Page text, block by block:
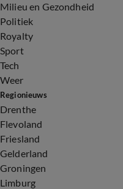
Milieu en Gezondheid
Politiek
Royalty
Sport
Tech
Weer
Regionieuws
Drenthe
Flevoland
Friesland
Gelderland
Groningen
Limburg